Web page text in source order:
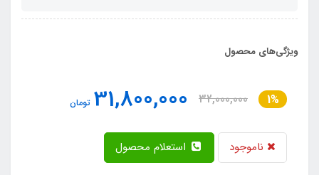
ویژگی‌های محصول
1%
32,000,000
31,800,000 تومان
ناموجود